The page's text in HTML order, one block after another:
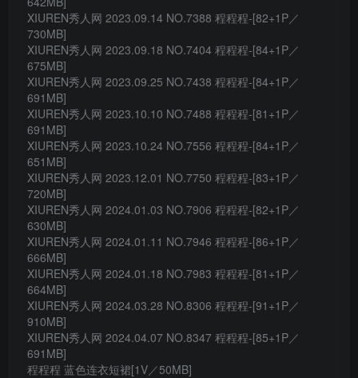
XIUREN秀人网 2023.09.14 NO.7388 程程程-[82+1P／
730MB]
XIUREN秀人网 2023.09.18 NO.7404 程程程-[84+1P／
675MB]
XIUREN秀人网 2023.09.25 NO.7438 程程程-[84+1P／
691MB]
XIUREN秀人网 2023.10.10 NO.7488 程程程-[81+1P／
691MB]
XIUREN秀人网 2023.10.24 NO.7556 程程程-[84+1P／
651MB]
XIUREN秀人网 2023.12.01 NO.7750 程程程-[83+1P／
720MB]
XIUREN秀人网 2024.01.03 NO.7906 程程程-[82+1P／
630MB]
XIUREN秀人网 2024.01.11 NO.7946 程程程-[86+1P／
666MB]
XIUREN秀人网 2024.01.18 NO.7983 程程程-[81+1P／
664MB]
XIUREN秀人网 2024.03.28 NO.8306 程程程-[91+1P／
910MB]
XIUREN秀人网 2024.04.07 NO.8347 程程程-[85+1P／
691MB]
程程程 蓝色连衣短裙[1V／50MB]